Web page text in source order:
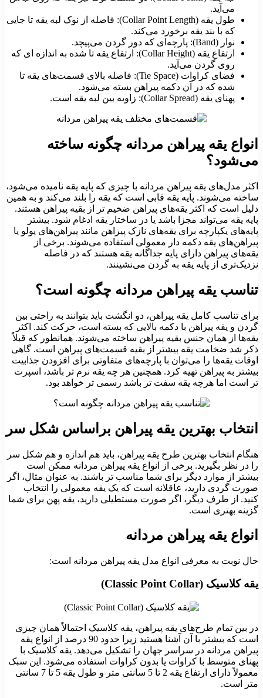
می‌آید.
طول یقه (Collar Point Length): فاصله از نوک لبه یقه تا جایی
که با بند یقه برخورد می‌کند.
نوار (Band): پارچه‌ای که دور گردن می‌پیچد.
ارتفاع یقه (Collar Height): ارتفاع یقه تا شده به اندازه‌ ای که
روی گردن می‌آید.
فضای کراوات (Tie Space): فاصله بالای قسمت‌های یقه تا
شده که در آن دکمه پیراهن بسته می‌شود.
پهنای یقه (Collar Spread): زاویه بین لبه یقه است.
انواع یقه پیراهن مردانه چگونه ساخته
می‌شود؟
اکثر مدل‌های یقه پیراهن مردانه با چیزی که پایه یقه نامیده می‌شود،
ساخته می‌شوند. پایه یقه قابی است که یقه را بلند می‌کند و به همین
دلیل است که اکثر یقه‌های پیراهن ضخیم‌ تر از بقیه پیراهن هستند.
پایه یقه می‌تواند مجزا باشد یا در ساختار یقه ادغام شود. بیشتر
پایه‌های یکپارچه برای یقه‌های نازک پیراهن مانند پیراهن‌های پولو یا
پیراهن‌های یقه دکمه‌ دار معمولی استفاده می‌شوند. برخی از
یقه‌های پیراهن دارای پایه جداگانه یقه هستند که در فاصله
نزدیک‌تری از پایه یقه به گردن می‌نشینند.
تناسب یقه پیراهن مردانه چگونه است؟
برای تناسب کامل یقه پیراهن، دو انگشت باید بتوانند به راحتی بین
گردن و یقه پیراهن با دکمه بالایی که بسته است، حرکت کند. اکثر
یقه‌ها از همان جنس بقیه پیراهن ساخته می‌شوند. همانطور که قبلاً
ذکر شد ضخامت یقه بیشتر از بقیه قسمت‌های پیراهن است. گاهی
اوقات یقه‌ها را می‌توان با پارچه‌های متفاوتی برای افزودن جذابیت
بیشتر به پیراهن تهیه کرد. همچنین هر چه یقه نرم‌ تر باشد، اسپرت‌
تر است اما هرچه یقه سفت‌ تر باشد رسمی‌ تر خواهد بود.
انتخاب بهترین یقه پیراهن براساس شکل سر
هنگام انتخاب بهترین طرح یقه پیراهن، باید هم اندازه و هم شکل سر
را در نظر بگیرید. برخی از انواع یقه پیراهن مردانه ممکن است
بیشتر از موارد دیگر برای شما مناسب‌ تر باشند. به عنوان مثال، اگر
صورت گردی دارید، عاقلانه است که یک یقه معمولی را انتخاب
کنید. از طرف دیگر، اگر صورت مستطیلی دارید، یقه پهن برای شما
گزینه بهتری است.
انواع یقه پیراهن مردانه
حال نوبت به معرفی انواع مدل یقه پیراهن مردانه است:
یقه کلاسیک (Classic Point Collar)
در بین تمام طرح‌های یقه پیراهن، یقه کلاسیک احتمالاً همان چیزی
است که بیشتر با آن آشنا هستید زیرا حدود 90 درصد از انواع یقه
پیراهن مردانه در سراسر جهان را تشکیل می‌دهد. یقه کلاسیک با
پهنای متوسط با کراوات یا بدون کراوات استفاده می‌شود. این سبک
معمولاً دارای ارتفاع یقه 2 تا 5 سانتی‌ متر و طول یقه 5 تا 7 سانتی‌
متر است.